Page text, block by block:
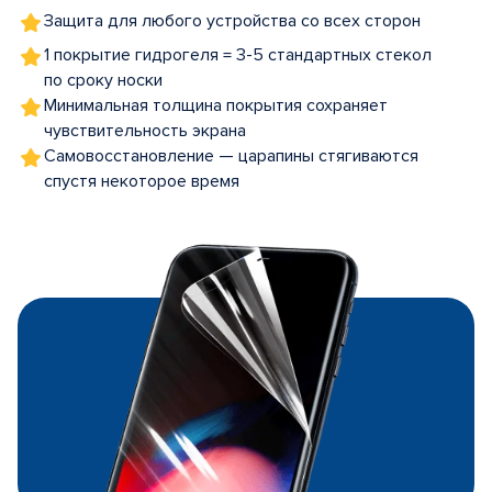
Защита для любого устройства со всех сторон
1 покрытие гидрогеля = 3-5 стандартных стекол
по сроку носки
Минимальная толщина покрытия сохраняет
чувствительность экрана
Самовосстановление — царапины стягиваются
спустя некоторое время